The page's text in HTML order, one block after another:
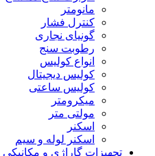
مانومتر
کنترل فشار
گونیای نجاری
رطوبت سنج
انواع کولیس
کولیس دیجیتال
کولیس ساعتی
میکرومتر
مولتی متر
اسکنر
اسکنر لوله و سیم
تجهیزات گاراژی و مکانیکی